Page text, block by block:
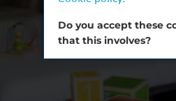
Do you accept these
that this involves?